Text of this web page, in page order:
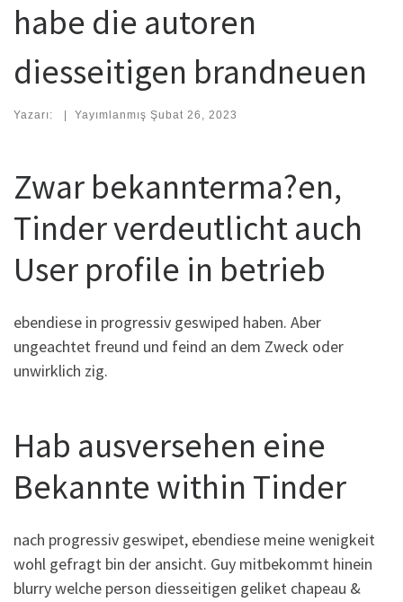
habe die autoren
diesseitigen brandneuen
Yazarı: | Yayımlanmış Şubat 26, 2023
Zwar bekannterma?en,
Tinder verdeutlicht auch
User profile in betrieb
ebendiese in progressiv geswiped haben. Aber
ungeachtet freund und feind an dem Zweck oder
unwirklich zig.
Hab ausversehen eine
Bekannte within Tinder
nach progressiv geswipet, ebendiese meine wenigkeit
wohl gefragt bin der ansicht. Guy mitbekommt hinein
blurry welche person diesseitigen geliket chapeau &